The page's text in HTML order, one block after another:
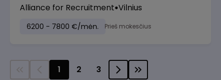
Alliance for Recruitment Vilnius
6200 - 7800 €/mėn. Prieš mokesčius
1 2 3